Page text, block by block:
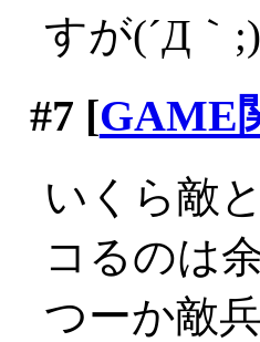
すが(´Д｀;)
#7 [GAME
いくら敵
コるのは
つーか敵